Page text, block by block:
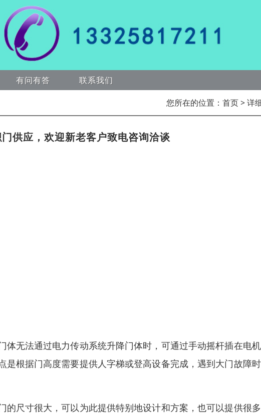
有问有答 联系我们
您所在的位置： 首页> 详
供应，欢迎新老客户致电咨询洽谈
无法通过电力传动系统升降门体时，可通过手动摇杆插在电
根据门高度需要提供人字梯或登高设备完成，遇到大门故障
尺寸很大，可以为此提供特别地设计和方案，也可以提供很